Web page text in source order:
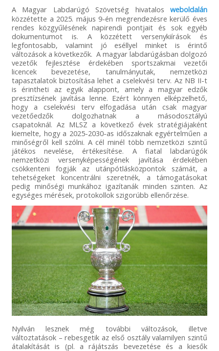
A Magyar Labdarúgó Szövetség hivatalosweboldalán
közzétette a 2025. május 9-én megrendezésre kerülő éves
rendes közgyűlésének napirendi pontjait és sok egyéb
dokumentumot is. A közzétett versenykiírások és
legfontosabb, valamint jó eséllyel minket is érintő
változások a következők. A magyar labdarúgásban dolgozó
vezetők fejlesztése érdekében sportszakmai vezetői
licencek bevezetése, tanulmányutak, nemzetközi
tapasztalatok biztosítása lehet a cselekvési terv. Az NB II-t
is érintheti az egyik alappont, amely a magyar edzők
presztízsének javítása lenne. Ezért könnyen elképzelhető,
hogy a cselekvési terv elfogadása után csak magyar
vezetőedzők dolgozhatnak a másodosztályú
csapatoknál. Az MLSZ a következő évek stratégiájaként
kiemelte, hogy a 2025-2030-as időszaknak egyértelműen a
minőségről kell szólni. A cél minél több nemzetközi szintű
játékos nevelése, értékesítése. A fiatal labdarúgók
nemzetközi versenyképességének javítása érdekében
csökkenteni fogják az utánpótlásközpontok számát, a
tehetségeket koncentrálni szeretnék, a támogatásokat
pedig minőségi munkához igazítanák minden szinten. Az
egységes mérések, protokollok szigorúbb ellenőrzése.
Nyilván lesznek még további változások, illetve
változtatások – rebesgetik az első osztály valamilyen szintű
átalakítását is (pl. a rájátszás bevezetése és a kiesők